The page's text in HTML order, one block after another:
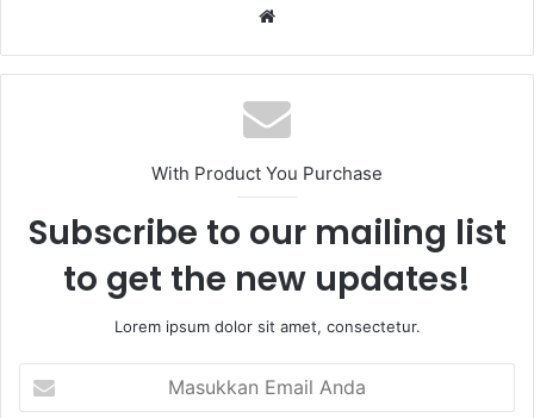
Website
With Product You Purchase
Subscribe to our mailing list
to get the new updates!
Lorem ipsum dolor sit amet, consectetur.
Email